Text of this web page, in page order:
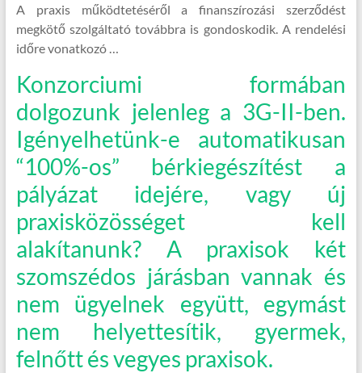
A praxis működtetéséről a finanszírozási szerződést
megkötő szolgáltató továbbra is gondoskodik. A rendelési
időre vonatkozó …
Konzorciumi formában
dolgozunk jelenleg a 3G-II-ben.
Igényelhetünk-e automatikusan
“100%-os” bérkiegészítést a
pályázat idejére, vagy új
praxisközösséget kell
alakítanunk? A praxisok két
szomszédos járásban vannak és
nem ügyelnek együtt, egymást
nem helyettesítik, gyermek,
felnőtt és vegyes praxisok.